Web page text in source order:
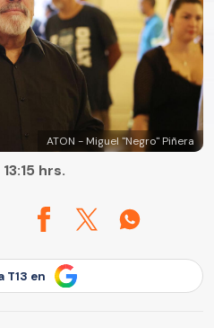
ATON - Miguel "Negro" Piñera
hrs.
T13 en